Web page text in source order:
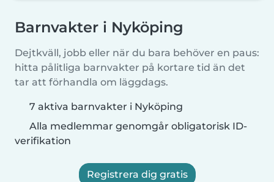
Barnvakter i Nyköping
Dejtkväll, jobb eller när du bara behöver en paus:
hitta pålitliga barnvakter på kortare tid än det
tar att förhandla om läggdags.
7 aktiva barnvakter i Nyköping
Alla medlemmar genomgår obligatorisk ID-
verifikation
Registrera dig gratis